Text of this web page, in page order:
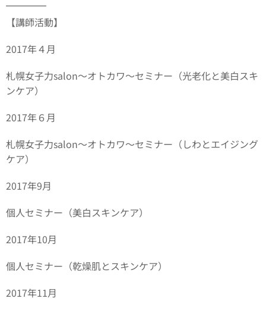
【講師活動】
2017年４月
札幌女子力salon～オトカワ～セミナー（光老化と美白スキ
ンケア）
2017年６月
札幌女子力salon～オトカワ～セミナー（しわとエイジング
ケア）
2017年9月
個人セミナー（美白スキンケア）
2017年10月
個人セミナー（乾燥肌とスキンケア）
2017年11月